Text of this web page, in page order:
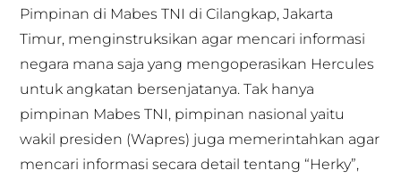
Pimpinan di Mabes TNI di Cilangkap, Jakarta
Timur, menginstruksikan agar mencari informasi
negara mana saja yang mengoperasikan Hercules
untuk angkatan bersenjatanya. Tak hanya
pimpinan Mabes TNI, pimpinan nasional yaitu
wakil presiden (Wapres) juga memerintahkan agar
mencari informasi secara detail tentang “Herky”,